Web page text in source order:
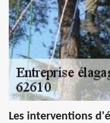
Les interventions